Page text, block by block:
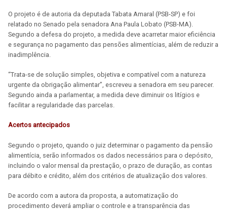
O projeto é de autoria da deputada Tabata Amaral (PSB-SP) e foi
relatado no Senado pela senadora Ana Paula Lobato (PSB-MA).
Segundo a defesa do projeto, a medida deve acarretar maior eficiência
e segurança no pagamento das pensões alimentícias, além de reduzir a
inadimplência.
“Trata-se de solução simples, objetiva e compatível com a natureza
urgente da obrigação alimentar”, escreveu a senadora em seu parecer.
Segundo ainda a parlamentar, a medida deve diminuir os litígios e
facilitar a regularidade das parcelas.
Acertos antecipados
Segundo o projeto, quando o juiz determinar o pagamento da pensão
alimentícia, serão informados os dados necessários para o depósito,
incluindo o valor mensal da prestação, o prazo de duração, as contas
para débito e crédito, além dos critérios de atualização dos valores.
De acordo com a autora da proposta, a automatização do
procedimento deverá ampliar o controle e a transparência das